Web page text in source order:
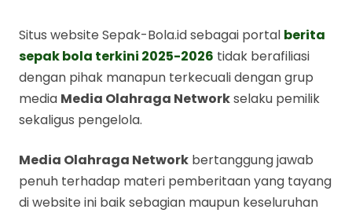
Situs website Sepak-Bola.id sebagai portal berita
sepak bola terkini 2025-2026 tidak berafiliasi
dengan pihak manapun terkecuali dengan grup
media Media Olahraga Networkselaku pemilik
sekaligus pengelola.
Media Olahraga Networkbertanggung jawab
penuh terhadap materi pemberitaan yang tayang
di website ini baik sebagian maupun keseluruhan